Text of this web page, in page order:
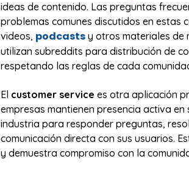
ideas de contenido. Las preguntas
problemas comunes discutidos en estas
videos, podcasts y otros materiales de
utilizan subreddits para distribución de
respetando las reglas de cada
El customer service es otra aplicación
empresas mantienen presencia activa
industria para responder preguntas,
comunicación directa con sus usuarios.
y demuestra compromiso con la